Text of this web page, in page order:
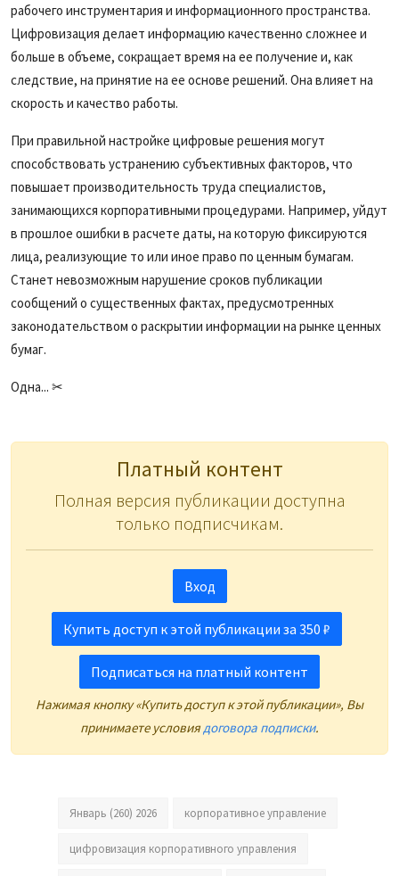
рабочего инструментария и информационного пространства.
Цифровизация делает информацию качественно сложнее и
больше в объеме, сокращает время на ее получение и, как
следствие, на принятие на ее основе решений. Она влияет на
скорость и качество работы.
При правильной настройке цифровые решения могут
способствовать устранению субъективных факторов, что
повышает производительность труда специалистов,
занимающихся корпоративными процедурами. Например, уйдут
в прошлое ошибки в расчете даты, на которую фиксируются
лица, реализующие то или иное право по ценным бумагам.
Станет невозможным нарушение сроков публикации
сообщений о существенных фактах, предусмотренных
законодательством о раскрытии информации на рынке ценных
бумаг.
Одна... ✂
Платный контент
Полная версия публикации доступна
только подписчикам.
Вход
Купить доступ к этой публикации за 350 ₽
Подписаться на платный контент
Нажимая кнопку «Купить доступ к этой публикации», Вы
принимаете условия договора подписки.
Январь (260) 2026 корпоративное управление
цифровизация корпоративного управления